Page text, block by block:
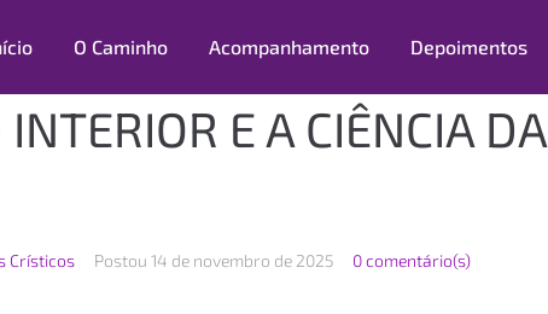
O Caminho Acompanhamento Depoimentos
INTERIOR E A CIÊNCIA DA
Crísticos Postou 14 de novembro de 2025 0 comentário(s)